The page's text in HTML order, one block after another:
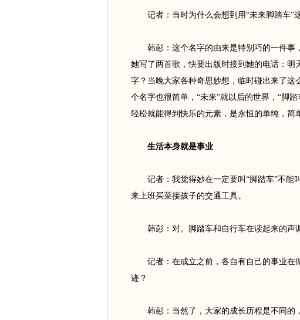
记者：当时为什么会想到用“未来脚踏车”
韩彭：这个名字的由来是特别巧的一件事
她写了两首歌，快要出版时接到她的电话：明
字？当晚大家各种奇思妙想，临时碰出来了
个名字也很简单，“未来”就以后的世界，“脚
轻松就能得到快乐的元素，是永恒的单纯，简
生活本身就是事业
记者：我觉得妙在一定要叫“脚踏车”不能
来上班买菜接孩子的交通工具。
韩彭：对。脚踏车和自行车在读起来的声
记者：在成立之前，各自有自己的事业在
迹？
韩彭：当然了，大家的成长历程是不同的